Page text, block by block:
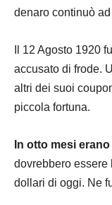
denaro continuò
Il 12 Agosto 1920
accusato di frode.
altri dei suoi
piccola fortuna.
In otto mesi
dovrebbero essere
dollari di oggi. Ne